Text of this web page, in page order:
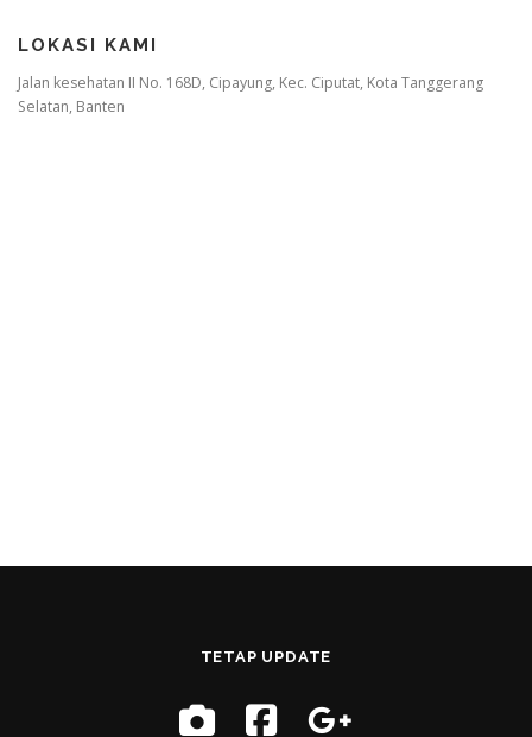
LOKASI KAMI
Jalan kesehatan II No. 168D, Cipayung, Kec. Ciputat, Kota Tanggerang
Selatan, Banten
TETAP UPDATE